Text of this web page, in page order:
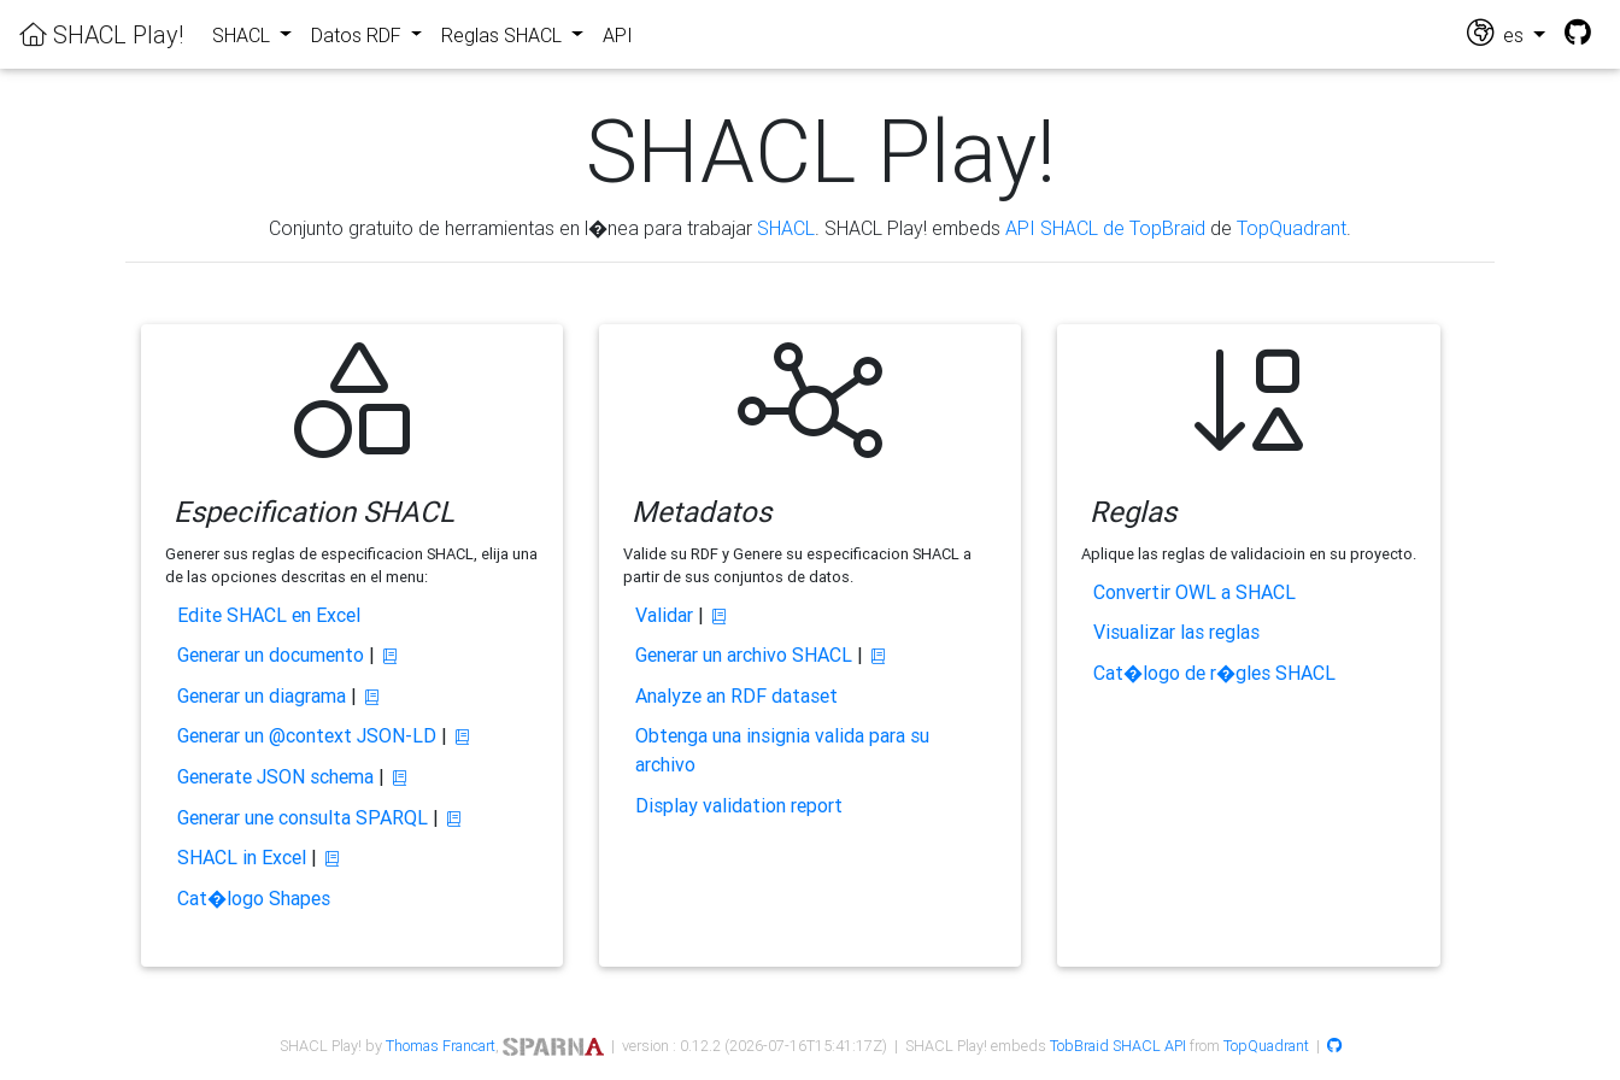
SHACL Play! SHACL Datos RDF Reglas SHACL API es
SHACL Play!
Conjunto gratuito de herramientas en l�nea para trabajar SHACL . SHACL Play! embeds API SHACL de TopBraid de TopQuadrant
Especification SHACL
Generer sus reglas de especificacion SHACL, elija una
de las opciones descritas en el menu:
Edite SHACL en Excel
Generar un documento|
Generar un diagrama|
Generar un @context JSON-LD|
Generate JSON schema|
Generar une consulta SPARQL|
SHACL in Excel|
Cat�logo Shapes
Metadatos
Valide su RDF y Genere su especificacion SHACL a
partir de sus conjuntos de datos.
Validar|
Generar un archivo SHACL|
Analyze an RDF dataset
Obtenga una insignia valida para su
archivo
Display validation report
Reglas
Aplique las reglas de validacioin en su proyecto.
Convertir OWL a SHACL
Visualizar las reglas
Cat�logo de r�gles SHACL
SHACL Play! byThomas Francart, | version : 0.12.2 (2026-07-16T15:41:17Z) | SHACL Play! embeds TobBraid SHACL API from TopQuadrant|